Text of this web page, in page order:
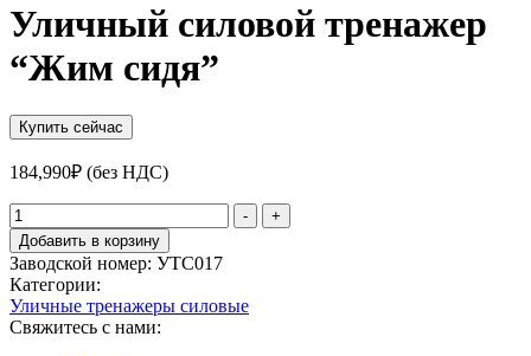
Уличный силовой тренажер
“Жим сидя”
Купить сейчас
184,990₽ (без НДС)
Количество
товара
Уличный
силовой
тренажер
"Жим
сидя"
-
+
Добавить в корзину
Заводской номер: УТС017
Категории:
Уличные тренажеры силовые
Свяжитесь с нами: